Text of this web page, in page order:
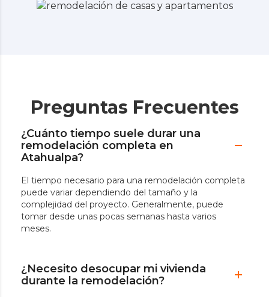
Preguntas Frecuentes
¿Cuánto tiempo suele durar una
remodelación completa en
Atahualpa?
El tiempo necesario para una remodelación completa
puede variar dependiendo del tamaño y la
complejidad del proyecto. Generalmente, puede
tomar desde unas pocas semanas hasta varios
meses.
¿Necesito desocupar mi vivienda
durante la remodelación?